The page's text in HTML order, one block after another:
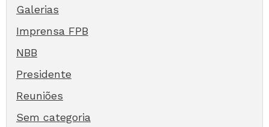
Galerias
Imprensa FPB
NBB
Presidente
Reuniões
Sem categoria